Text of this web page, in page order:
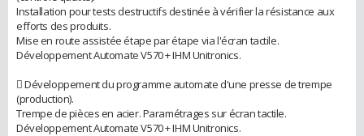
Installation pour tests destructifs destinée à vérifier la résistance aux
efforts des produits.
Mise en route assistée étape par étape via l'écran tactile.
Développement Automate V570 + IHM Unitronics.
 Développement du programme automate d'une presse de trempe
(production).
Trempe de pièces en acier. Paramétrages sur écran tactile.
Développement Automate V570 + IHM Unitronics.